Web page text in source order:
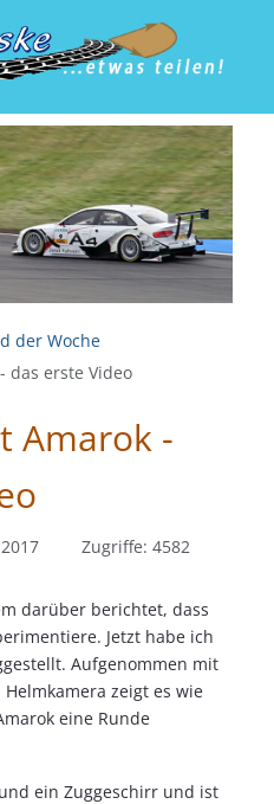
der Woche
das erste Video
Amarok -
Zugriffe: 4582
darüber berichtet, dass
Jetzt habe ich
Aufgenommen mit
Helmkamera zeigt es wie
eine Runde
ein Zuggeschirr und ist